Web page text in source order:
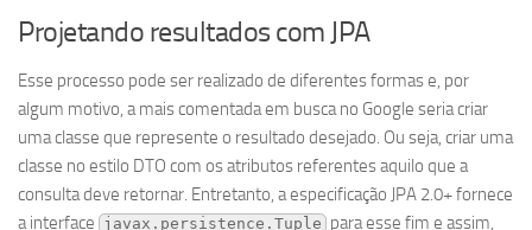
Projetando resultados com JPA
Esse processo pode ser realizado de diferentes formas e, por
algum motivo, a mais comentada em busca no Google seria criar
uma classe que represente o resultado desejado. Ou seja, criar uma
classe no estilo DTO com os atributos referentes aquilo que a
consulta deve retornar. Entretanto, a especificação JPA 2.0+ fornece
a interface javax.persistence.Tuple para esse fim e assim,